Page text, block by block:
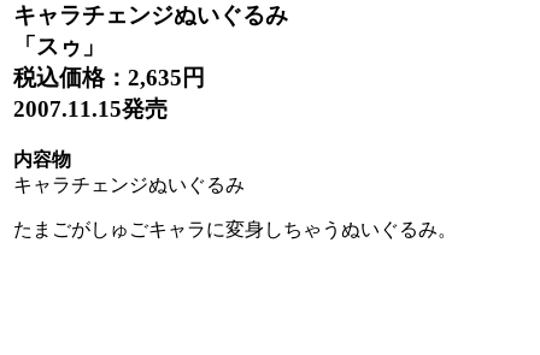
キャラチェンジぬいぐるみ
「スゥ」
税込価格： 2,635円
2007.11.15発売
内容物
キャラチェンジぬいぐるみ
たまごがしゅごキャラに変身しちゃうぬいぐるみ。